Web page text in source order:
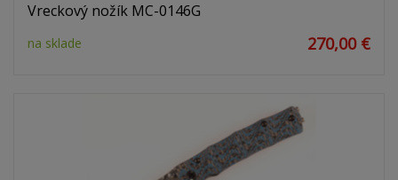
Vreckový nožík MC-0146G
na sklade 270,00 €